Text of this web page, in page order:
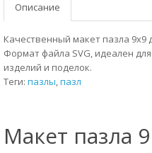
Описание
Качественный макет пазла 9x9
Формат файла SVG, идеален
изделий и поделок.
Теги: пазлы,пазл
Макет пазла